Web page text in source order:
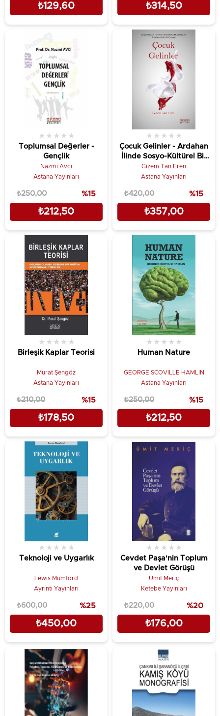
₺129,60 ₺314,50
Toplumsal Değerler -
Gençlik
★ ★ ★ ★ ★
Nazmi Avcı
Astana Yayınları
₺212,50
₺250,00 %15
Çocuk Gelinler - Ardahan
İlinde Sosyo-Kültürel Bir
Çalışma
★ ★ ★ ★ ★
Gizem Tan Eren
Astana Yayınları
₺357,00
₺420,00 %15
Birleşik Kaplar Teorisi
★ ★ ★ ★ ★
Murat Şengöz
Astana Yayınları
₺178,50
₺210,00 %15
Human Nature
★ ★ ★ ★ ★
GEORGE SCOVILLE HAMLIN
Astana Yayınları
₺212,50
₺250,00 %15
Teknoloji ve Uygarlık
★ ★ ★ ★ ★
Lewis Mumford
Ayrıntı Yayınları
₺450,00
₺600,00 %25
Cevdet Paşa'nin Toplum
ve Devlet Görüşü
★ ★ ★ ★ ★
Ümit Meriç
Ketebe Yayınları
₺176,00
₺220,00 %20